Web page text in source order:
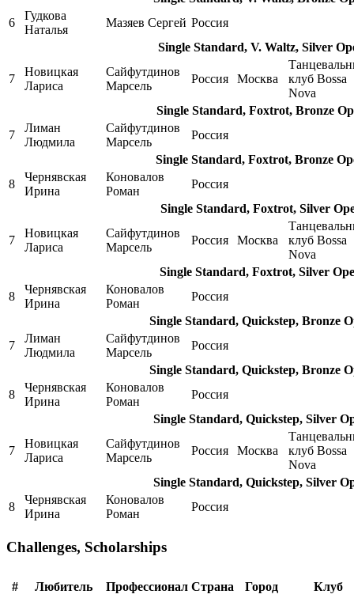
6
Гудкова
Наталья
Мазяев Сергей Россия
Single Standard, V. Waltz, Silver
7
Новицкая
Лариса
Сайфутдинов
Марсель
Россия Москва
клуб Bossa
Nova
Single Standard, Foxtrot, Bronze
7
Лиман
Людмила
Сайфутдинов
Марсель
Россия
Single Standard, Foxtrot, Bronze
8
Чернявская
Ирина
Коновалов
Роман
Россия
Single Standard, Foxtrot, Silver
7
Новицкая
Лариса
Сайфутдинов
Марсель
Россия Москва
клуб Bossa
Nova
Single Standard, Foxtrot, Silver
8
Чернявская
Ирина
Коновалов
Роман
Россия
Single Standard, Quickstep, Bronze
7
Лиман
Людмила
Сайфутдинов
Марсель
Россия
Single Standard, Quickstep, Bronze
8
Чернявская
Ирина
Коновалов
Роман
Россия
Single Standard, Quickstep, Silver
7
Новицкая
Лариса
Сайфутдинов
Марсель
Россия Москва
клуб Bossa
Nova
Single Standard, Quickstep, Silver
8
Чернявская
Ирина
Коновалов
Роман
Россия
Challenges, Scholarships
# Любитель Профессионал Страна Город
Клуб